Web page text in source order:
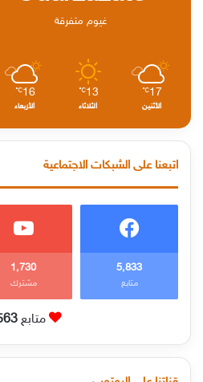
غيوم متفرقة
17
℃
الأثنين
13
℃
الثلاثاء
16
℃
الأربعاء
اتبعنا على الشبكات الاجتماعية
5٬833
متابع
1٬730
مشترك
متابع